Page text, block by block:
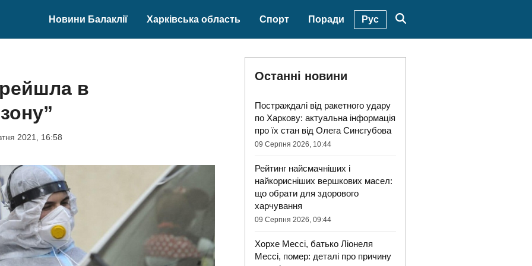
Новини Балаклії Харківська область Спорт Поради Рус
в
2021, 16:58
Останні новини
Постраждалі від ракетного удару
по Харкову: актуальна інформація
про їх стан від Олега Синєгубова
09 Серпня 2026, 10:44
Рейтинг найсмачніших і
найкорисніших вершкових масел:
що обрати для здорового
харчування
09 Серпня 2026, 09:44
Хорхе Мессі, батько Ліонеля
Мессі, помер: деталі про причину